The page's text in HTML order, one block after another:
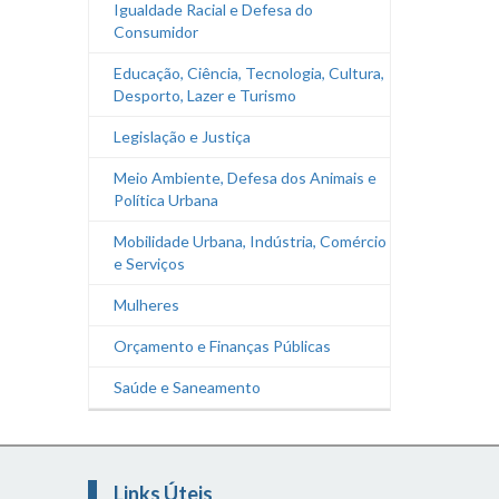
Igualdade Racial e Defesa do
Consumidor
Educação, Ciência, Tecnologia, Cultura,
Desporto, Lazer e Turismo
Legislação e Justiça
Meio Ambiente, Defesa dos Animais e
Política Urbana
Mobilidade Urbana, Indústria, Comércio
e Serviços
Mulheres
Orçamento e Finanças Públicas
Saúde e Saneamento
Links Úteis